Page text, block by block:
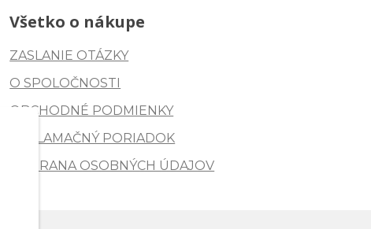
Všetko o nákupe
ZASLANIE OTÁZKY
O SPOLOČNOSTI
OBCHODNÉ PODMIENKY
REKLAMAČNÝ PORIADOK
OCHRANA OSOBNÝCH ÚDAJOV